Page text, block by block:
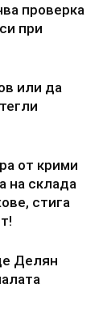
проверка
при
или да
от крими
на склада
стига
Делян